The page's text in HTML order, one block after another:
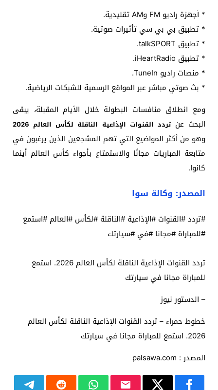
* أجهزة راديو FM وAM تقليدية.
* تطبيق بي بي سي تأثيرات صوتية.
* تطبيق talkSPORT.
* تطبيق iHeartRadio.
* منصات راديو TuneIn.
* بث صوتي مباشر عبر المواقع الرسمية للشبكات الرياضية.
ومع انطلاق منافسات البطولة خلال الأيام المقبلة، يبقى
البحث عنتردد القنوات الإذاعية الناقلة لكأس العالم 2026
وهو من أكثر المواضيع التي تهم المشجعين الذين يرغبون في
متابعة المباريات مجانًا والاستمتاع بأجواء كأس العالم أينما
كانوا.
المصدر: وكالة سوا
#تردد #القنوات #الإذاعية #الناقلة #لكأس #العالم #استمع
#للمباراة #مجانا #في #سيارتك
تردد القنوات الإذاعية الناقلة لكأس العالم 2026. استمع
للمباراة مجانا في سيارتك
– الدستور نيوز
خطوط حمراء – تردد القنوات الإذاعية الناقلة لكأس العالم
2026. استمع للمباراة مجانا في سيارتك
المصدر : palsawa.com